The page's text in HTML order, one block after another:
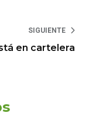
SIGUIENTE
en cartelera